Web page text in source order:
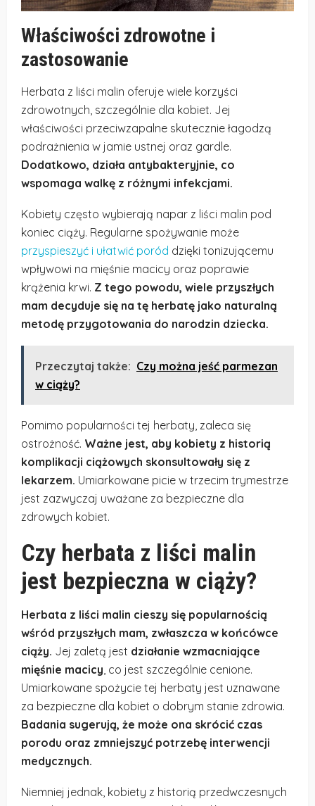
Właściwości zdrowotne i
zastosowanie
Herbata z liści malin oferuje wiele korzyści
zdrowotnych, szczególnie dla kobiet. Jej
właściwości przeciwzapalne skutecznie łagodzą
podrażnienia w jamie ustnej oraz gardle.
Dodatkowo, działa antybakteryjnie, co
wspomaga walkę z różnymi infekcjami.
Kobiety często wybierają napar z liści malin pod
koniec ciąży. Regularne spożywanie może
przyspieszyć i ułatwić poród dzięki tonizującemu
wpływowi na mięśnie macicy oraz poprawie
krążenia krwi. Z tego powodu, wiele przyszłych
mam decyduje się na tę herbatę jako naturalną
metodę przygotowania do narodzin dziecka.
Przeczytaj także: Czy można jeść parmezan
w ciąży?
Pomimo popularności tej herbaty, zaleca się
ostrożność. Ważne jest, aby kobiety z historią
komplikacji ciążowych skonsultowały się z
lekarzem. Umiarkowane picie w trzecim trymestrze
jest zazwyczaj uważane za bezpieczne dla
zdrowych kobiet.
Czy herbata z liści malin
jest bezpieczna w ciąży?
Herbata z liści malin cieszy się popularnością
wśród przyszłych mam, zwłaszcza w końcówce
ciąży. Jej zaletą jest działanie wzmacniające
mięśnie macicy, co jest szczególnie cenione.
Umiarkowane spożycie tej herbaty jest uznawane
za bezpieczne dla kobiet o dobrym stanie zdrowia.
Badania sugerują, że może ona skrócić czas
porodu oraz zmniejszyć potrzebę interwencji
medycznych.
Niemniej jednak, kobiety z historią przedwczesnych